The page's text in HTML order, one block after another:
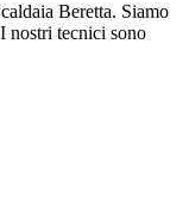
Beretta. Siamo
nostri tecnici sono